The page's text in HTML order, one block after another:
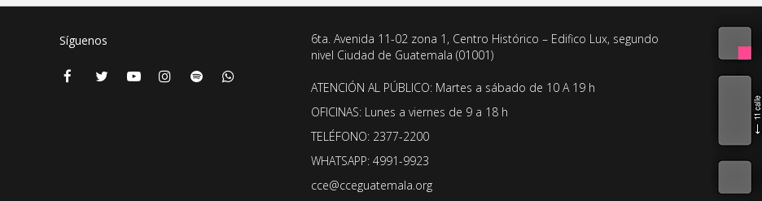
Síguenos
6ta. Avenida 11-02 zona 1, Centro Histórico – Edifico Lux, segundo
nivel Ciudad de Guatemala (01001)
ATENCIÓN AL PÚBLICO: Martes a sábado de 10 A 19 h
OFICINAS: Lunes a viernes de 9 a 18 h
TELÉFONO: 2377-2200
WHATSAPP: 4991-9923
cce@cceguatemala.org